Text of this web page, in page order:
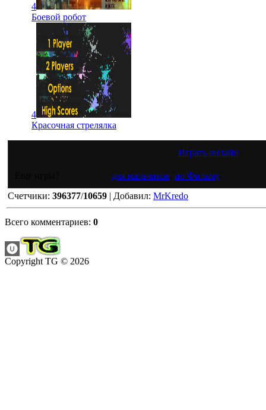
4
Боевой робот
4
Красочная стрелялка
Играть онлайн
для мальчиков по Фильму
Счетчики: 396377/10659 | Добавил: MrKredo
Всего комментариев: 0
Copyright TG © 2026